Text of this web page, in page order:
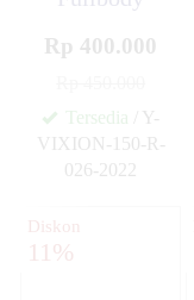
Rp 400.000
Tersedia / Y-
VIXION-150-R-
026-2022
Diskon
11%